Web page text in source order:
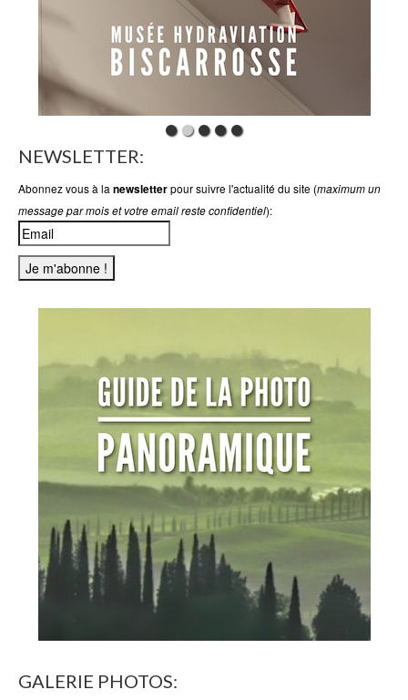
NEWSLETTER:
Abonnez vous à la newsletterpour suivre l'actualité du site (maximum un
message par mois et votre email reste confidentiel):
GALERIE PHOTOS: